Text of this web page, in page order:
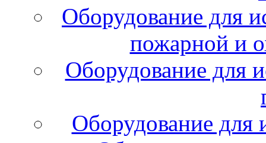
Оборудование для
пожарной и
Оборудование для
Оборудование для